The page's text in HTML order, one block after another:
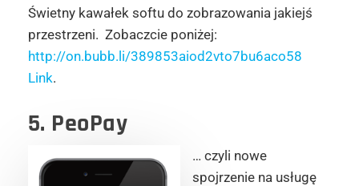
Świetny kawałek softu do zobrazowania jakiejś
przestrzeni. Zobaczcie poniżej:
http://on.bubb.li/389853aiod2vto7bu6aco58
Link.
5. PeoPay
… czyli nowe
spojrzenie na usługę